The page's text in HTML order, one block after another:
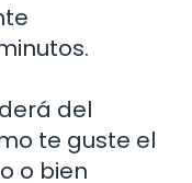
del
te guste el
o bien